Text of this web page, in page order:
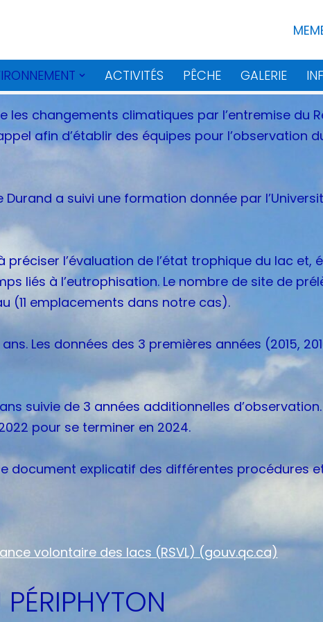
ACTIVITÉS PÊCHE GALERIE
les changements climatiques par l’entremise du
afin d’établir des équipes pour l’observation
a suivi une formation donnée par
l’évaluation de l’état trophique du lac et,
liés à l’eutrophisation. Le nombre de site de
(11 emplacements dans notre cas).
Les données des 3 premières années (2015,
suivie de 3 années additionnelles
pour se terminer en 2024.
document explicatif des différentes procédures
volontaire des lacs (RSVL) (gouv.qc.ca)